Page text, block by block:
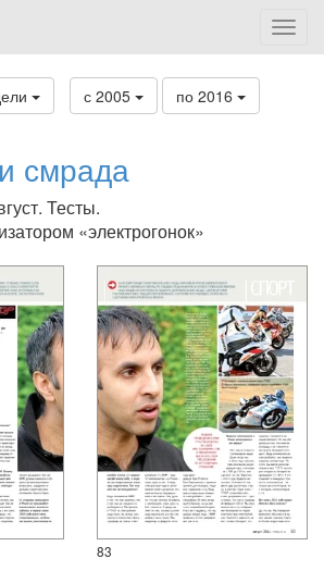
с 2005 по 2016
смрада
Тесты.
«электрогонок»
83